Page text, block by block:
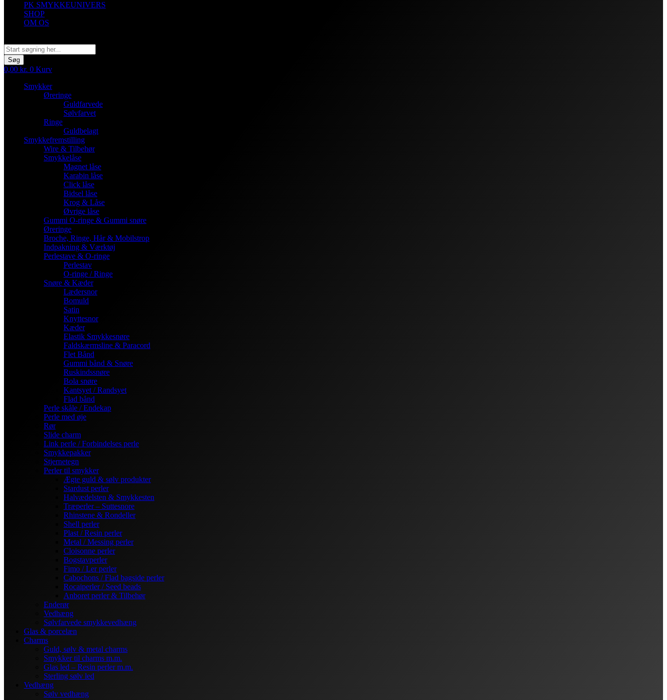
PK SMYKKEUNIVERS
SHOP
OM OS
Søg
0,00 kr. 0 Kurv
Smykker
Øreringe
Guldfarvede
Sølvfarvet
Ringe
Guldbelagt
Smykkefremstilling
Wire & Tilbehør
Smykkelåse
Magnet låse
Karabin låse
Click låse
Bidsel låse
Krog & Låse
Øvrige låse
Gummi O-ringe & Gummi snøre
Øreringe
Broche, Ringe, Hår & Mobilstrop
Indpakning & Værktøj
Perlestave & O-ringe
Perlestav
O-ringe / Ringe
Snøre & Kæder
Lædersnor
Bomuld
Satin
Knyttesnor
Kæder
Elastik Smykkesnøre
Faldskærmsline & Paracord
Flet Bånd
Gummi bånd & Snøre
Ruskindssnøre
Bola snøre
Kantsyet / Randsyet
Flad bånd
Perle skåle / Endekap
Perle med øje
Rør
Slide charm
Link perle / Forbindelses perle
Smykkepakker
Stjernetegn
Perler til smykker
Ægte guld & sølv produkter
Stardust perler
Halvædelsten & Smykkesten
Træperler – Suttesnore
Rhinstene & Rondeller
Shell perler
Plast / Resin perler
Metal / Messing perler
Cloisonne perler
Bogstavperler
Fimo / Ler perler
Cabochons / Flad bagside perler
Rocaiperler / Seed beads
Anboret perler & Tilbehør
Enderør
Vedhæng
Sølvfarvede smykkevedhæng
Glas & porcelæn
Charms
Guld, sølv & metal charms
Smykker til charms m.m.
Glas led – Resin perler m.m.
Sterling sølv led
Vedhæng
Sølv vedhæng